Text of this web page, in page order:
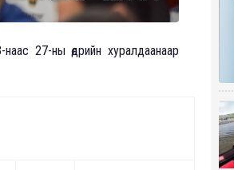
27-ны өдрийн хуралдаанаар